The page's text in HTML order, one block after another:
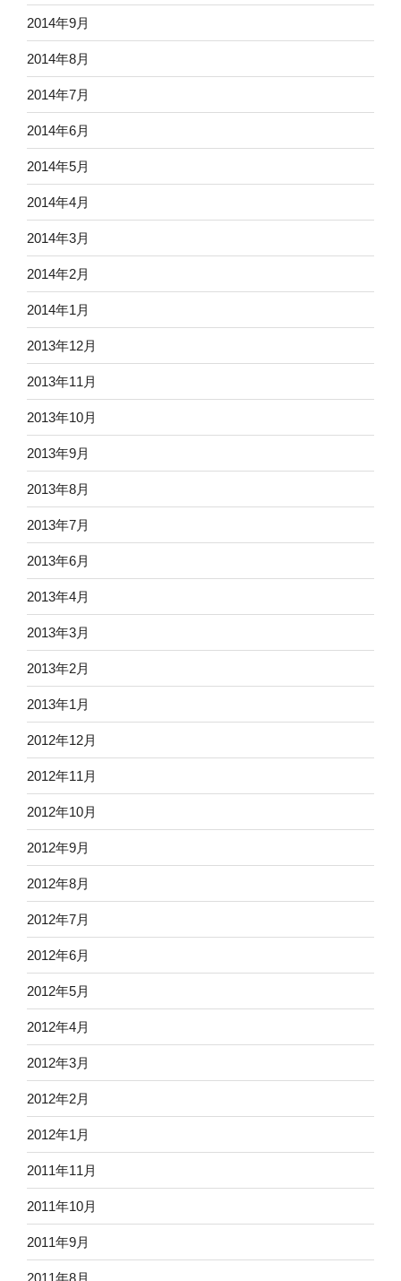
2014年9月
2014年8月
2014年7月
2014年6月
2014年5月
2014年4月
2014年3月
2014年2月
2014年1月
2013年12月
2013年11月
2013年10月
2013年9月
2013年8月
2013年7月
2013年6月
2013年4月
2013年3月
2013年2月
2013年1月
2012年12月
2012年11月
2012年10月
2012年9月
2012年8月
2012年7月
2012年6月
2012年5月
2012年4月
2012年3月
2012年2月
2012年1月
2011年11月
2011年10月
2011年9月
2011年8月